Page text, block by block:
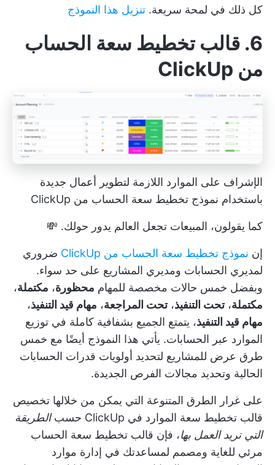
كل ذلك في لمحة سريعة. تنزيل هذا النموذج
6. قالب تخطيط سعة الحساب
من ClickUp
الإشراف على الموارد اللازمة لتطوير أعمال جديدة
باستخدام نموذج تخطيط سعة الحساب من ClickUp
كما يقولون، المبيعات تجعل العالم يدور حولك. 💸
إن نموذج تخطيط سعة الحساب من ClickUp
ضروري
لمديري الحسابات ومديري المشاريع على حد سواء.
وبفضل خمس حالات مخصصة للمهام محظورة، مكتملة،
مكتملة،تحت التنفيذ،تحت المراجعة، مهام قيد التنفيذ،
مهام قيد التنفيذ، يتمتع الجميع بشفافية كاملة في توزيع
الموارد عبر الحسابات. يأتي هذا النموذج أيضًا مع خمس
طرق عرض للمشاريع لتحديد أولويات قدرات الحسابات
الحالية وتحديد مجالات الفرص الجديدة.
على غرار الطرق المتنوعة التي يمكن من خلالها تخصيص
قالب تخطيط سعة الموارد في ClickUp حسب
الطريقة
التي تريد العمل بها، فإن قالب تخطيط سعة الحساب
مرئي للغاية ومصمم لمساعدتك في إدارة موارد